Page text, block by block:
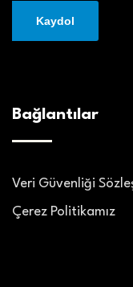
Bağlantılar
Veri Güvenliği
Çerez Politikamız